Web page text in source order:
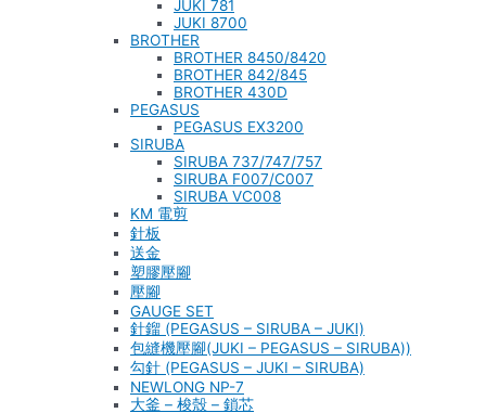
JUKI 781
JUKI 8700
BROTHER
BROTHER 8450/8420
BROTHER 842/845
BROTHER 430D
PEGASUS
PEGASUS EX3200
SIRUBA
SIRUBA 737/747/757
SIRUBA F007/C007
SIRUBA VC008
KM 電剪
針板
送金
塑膠壓腳
壓腳
GAUGE SET
針鎦 (PEGASUS – SIRUBA – JUKI)
包縫機壓腳(JUKI – PEGASUS – SIRUBA))
勾針 (PEGASUS – JUKI – SIRUBA)
NEWLONG NP-7
大釜 – 梭殼 – 鎖芯